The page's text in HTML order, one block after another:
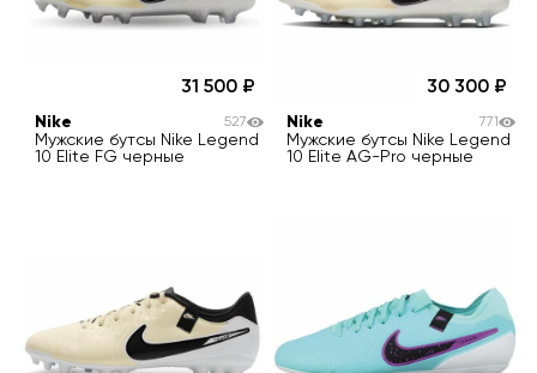
31 500
Nike
Мужские бутсы Nike Legend
10 Elite FG черные
527
30 300
Nike
Мужские бутсы Nike Legend
10 Elite AG-Pro черные
771